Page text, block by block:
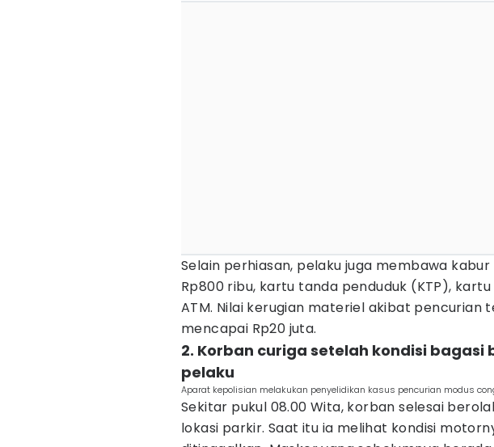
Selain perhiasan, pelaku juga membawa
Rp800 ribu, kartu tanda penduduk (KTP), kartu
ATM. Nilai kerugian materiel akibat pencurian
mencapai Rp20 juta.
2. Korban curiga setelah kondisi bagasi
pelaku
Aparat kepolisian melakukan penyelidikan kasus pencurian modus
Sekitar pukul 08.00 Wita, korban selesai
lokasi parkir. Saat itu ia melihat kondisi